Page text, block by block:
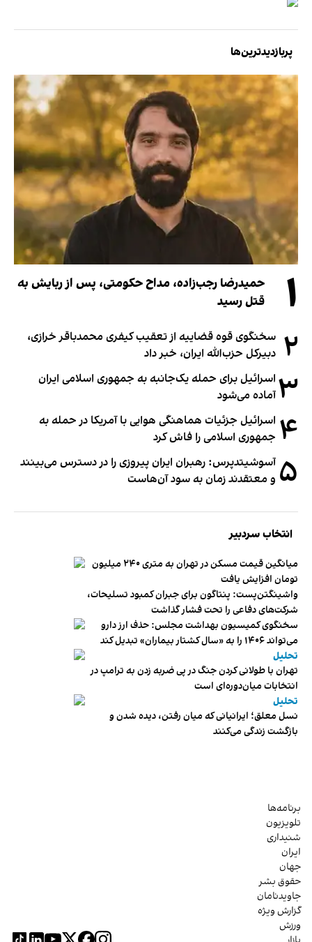
پربازدیدترین‌ها
۱
حمیدرضا رجب‌زاده، مداح حکومتی، پس از ربایش به
قتل رسید
۲ سخنگوی قوه قضاییه از تعقیب کیفری محمدباقر خرازی،
دبیر‌کل حزب‌الله ایران، خبر داد
۳ اسرائیل برای حمله یک‌جانبه به جمهوری اسلامی ایران
آماده می‌شود
۴ اسرائیل جزئیات هماهنگی هوایی با آمریکا در حمله به
جمهوری اسلامی را فاش کرد
۵ آسوشیتدپرس: رهبران ایران پیروزی را در دسترس می‌بینند
و معتقدند زمان به سود آن‌هاست
انتخاب سردبیر
میانگین قیمت مسکن در تهران به متری ۲۴۰ میلیون
تومان افزایش یافت
واشینگتن‌پست: پنتاگون برای جبران کمبود تسلیحات،
شرکت‌های دفاعی را تحت فشار گذاشت
سخنگوی کمیسیون بهداشت مجلس: حذف ارز دارو
می‌تواند ۱۴۰۶ را به «سال کشتار بیماران» تبدیل کند
تحلیل
تهران با طولانی کردن جنگ در پی ضربه زدن به ترامپ در
انتخابات میان‌دوره‌ای است
تحلیل
نسل معلق؛ ایرانیانی که میان رفتن، دیده شدن و
بازگشت زندگی می‌کنند
برنامه‌ها
تلویزیون
شنیداری
ایران
جهان
حقوق بشر
جاویدنامان
گزارش ویژه
ورزش